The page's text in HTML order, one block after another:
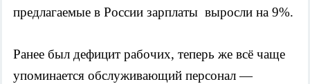
предлагаемые в России зарплаты  выросли на 9%.
Ранее был дефицит рабочих, теперь же всё чаще
упоминается обслуживающий персонал —